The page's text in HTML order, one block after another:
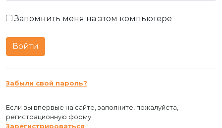
Запомнить меня на этом компьютере
Забыли свой пароль?
Если вы впервые на сайте, заполните, пожалуйста,
регистрационную форму.
Зарегистрироваться